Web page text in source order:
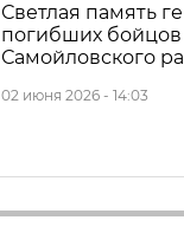
Светлая память
погибших бойцов
Самойловского
02 июня 2026 - 14:03